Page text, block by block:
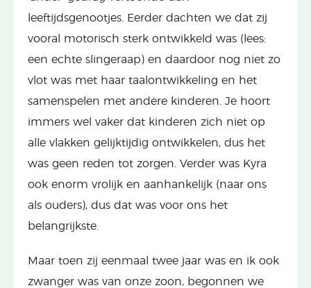
leeftijdsgenootjes. Eerder dachten we dat zij
vooral motorisch sterk ontwikkeld was (lees:
een echte slingeraap) en daardoor nog niet zo
vlot was met haar taalontwikkeling en het
samenspelen met andere kinderen. Je hoort
immers wel vaker dat kinderen zich niet op
alle vlakken gelijktijdig ontwikkelen, dus het
was geen reden tot zorgen. Verder was Kyra
ook enorm vrolijk en aanhankelijk (naar ons
als ouders), dus dat was voor ons het
belangrijkste.
Maar toen zij eenmaal twee jaar was en ik ook
zwanger was van onze zoon, begonnen we